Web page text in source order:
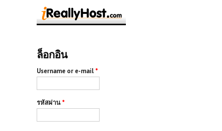
ล็อกอิน
Username or e-mail *
รหัสผ่าน *